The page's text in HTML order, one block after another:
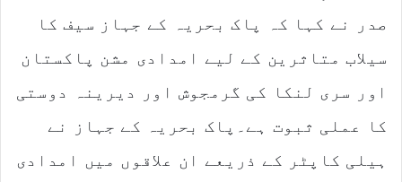
i
صدر نے کہا کہ پاک بحریہ کے جہاز سیف کا
سیلاب متاثرین کے لیے امدادی مشن پاکستان
اور سری لنکا کی گرمجوش اور دیرینہ دوستی
کا عملی ثبوت ہے۔پاک بحریہ کے جہاز نے
ہیلی کاپٹر کے ذریعے ان علاقوں میں امدادی